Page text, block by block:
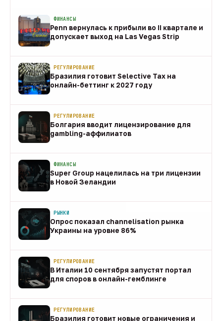
ФИНАНСЫ
Penn вернулась к прибыли во II квартале и
допускает выход на Las Vegas Strip
РЕГУЛИРОВАНИЕ
Бразилия готовит Selective Tax на
онлайн-беттинг к 2027 году
РЕГУЛИРОВАНИЕ
Болгария вводит лицензирование для
gambling-аффилиатов
ФИНАНСЫ
Super Group нацелилась на три лицензии
в Новой Зеландии
РЫНКИ
Опрос показал channelisation рынка
Украины на уровне 86%
РЕГУЛИРОВАНИЕ
В Италии 10 сентября запустят портал
для споров в онлайн-гемблинге
РЕГУЛИРОВАНИЕ
Бразилия готовит новые ограничения и